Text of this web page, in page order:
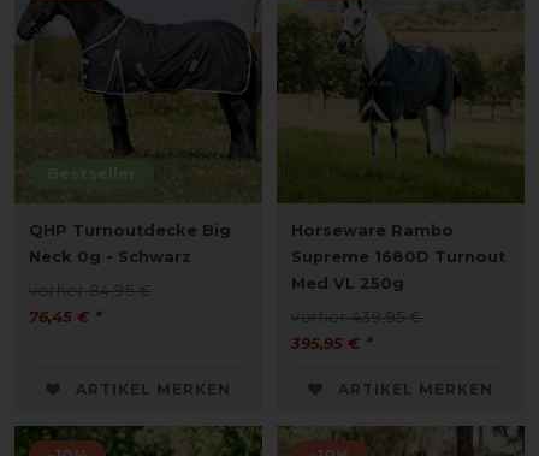
Bestseller
QHP Turnoutdecke Big
Neck 0g - Schwarz
vorher 84,95 €
76,45 € *
ARTIKEL MERKEN
Horseware Rambo
Supreme 1680D Turnout
Med VL 250g
vorher 439,95 €
395,95 € *
ARTIKEL MERKEN